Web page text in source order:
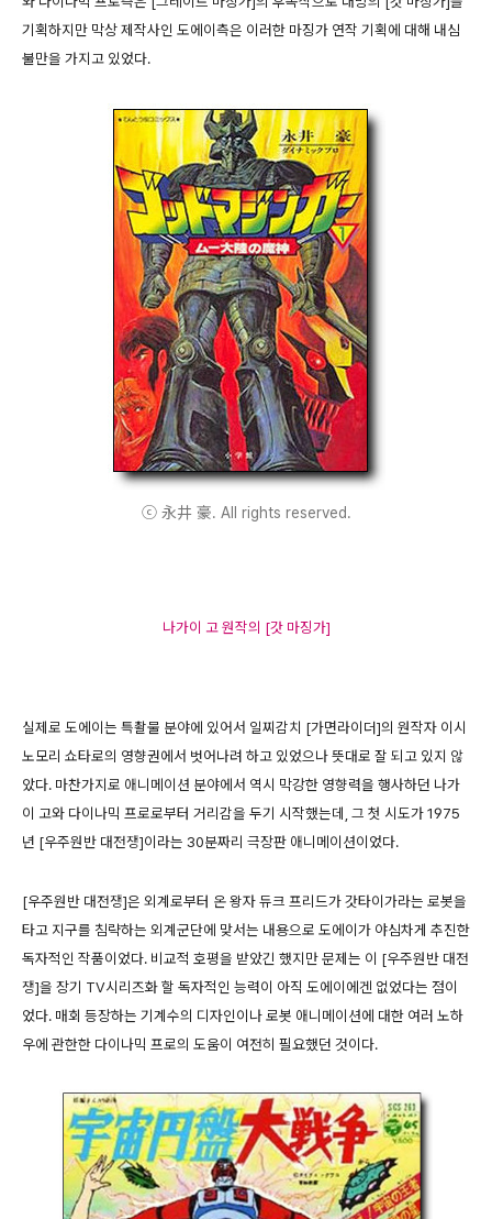
기획하지만 막상 제작사인 도에이측은 이러한 마징가 연작 기획에 대해 내심
불만을 가지고 있었다.
ⓒ 永井 豪. All rights reserved.
나가이 고 원작의 [갓 마징가]
실제로 도에이는 특촬물 분야에 있어서 일찌감치 [가면라이더]의 원작자 이시
노모리 쇼타로의 영향권에서 벗어나려 하고 있었으나 뜻대로 잘 되고 있지 않
았다. 마찬가지로 애니메이션 분야에서 역시 막강한 영향력을 행사하던 나가
이 고와 다이나믹 프로로부터 거리감을 두기 시작했는데, 그 첫 시도가 1975
년 [우주원반 대전쟁]이라는 30분짜리 극장판 애니메이션이었다.
[우주원반 대전쟁]은 외계로부터 온 왕자 듀크 프리드가 갓타이가라는 로봇을
타고 지구를 침략하는 외계군단에 맞서는 내용으로 도에이가 야심차게 추진한
독자적인 작품이었다. 비교적 호평을 받았긴 했지만 문제는 이 [우주원반 대전
쟁]을 장기 TV시리즈화 할 독자적인 능력이 아직 도에이에겐 없었다는 점이
었다. 매회 등장하는 기계수의 디자인이나 로봇 애니메이션에 대한 여러 노하
우에 관한한 다이나믹 프로의 도움이 여전히 필요했던 것이다.